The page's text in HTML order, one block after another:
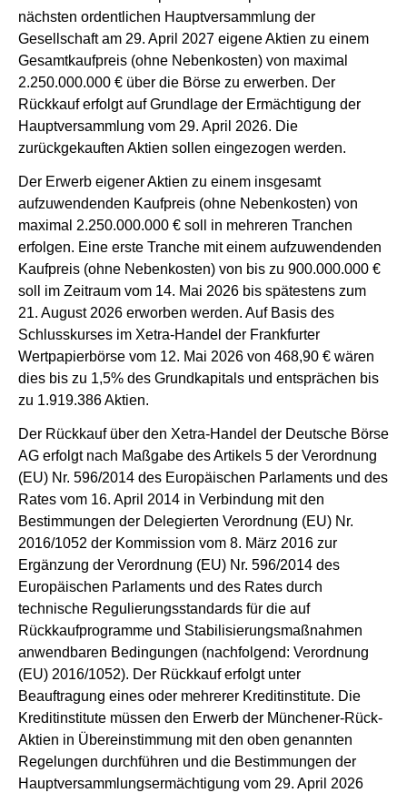
nächsten ordentlichen Hauptversammlung der
Gesellschaft am 29. April 2027 eigene Aktien zu einem
Gesamtkaufpreis (ohne Nebenkosten) von maximal
2.250.000.000 € über die Börse zu erwerben. Der
Rückkauf erfolgt auf Grundlage der Ermächtigung der
Hauptversammlung vom 29. April 2026. Die
zurückgekauften Aktien sollen eingezogen werden.
Der Erwerb eigener Aktien zu einem insgesamt
aufzuwendenden Kaufpreis (ohne Nebenkosten) von
maximal 2.250.000.000 € soll in mehreren Tranchen
erfolgen. Eine erste Tranche mit einem aufzuwendenden
Kaufpreis (ohne Nebenkosten) von bis zu 900.000.000 €
soll im Zeitraum vom 14. Mai 2026 bis spätestens zum
21. August 2026 erworben werden. Auf Basis des
Schlusskurses im Xetra-Handel der Frankfurter
Wertpapierbörse vom 12. Mai 2026 von 468,90 € wären
dies bis zu 1,5% des Grundkapitals und entsprächen bis
zu 1.919.386 Aktien.
Der Rückkauf über den Xetra-Handel der Deutsche Börse
AG erfolgt nach Maßgabe des Artikels 5 der Verordnung
(EU) Nr. 596/2014 des Europäischen Parlaments und des
Rates vom 16. April 2014 in Verbindung mit den
Bestimmungen der Delegierten Verordnung (EU) Nr.
2016/1052 der Kommission vom 8. März 2016 zur
Ergänzung der Verordnung (EU) Nr. 596/2014 des
Europäischen Parlaments und des Rates durch
technische Regulierungsstandards für die auf
Rückkaufprogramme und Stabilisierungsmaßnahmen
anwendbaren Bedingungen (nachfolgend: Verordnung
(EU) 2016/1052). Der Rückkauf erfolgt unter
Beauftragung eines oder mehrerer Kreditinstitute. Die
Kreditinstitute müssen den Erwerb der Münchener-Rück-
Aktien in Übereinstimmung mit den oben genannten
Regelungen durchführen und die Bestimmungen der
Hauptversammlungsermächtigung vom 29. April 2026